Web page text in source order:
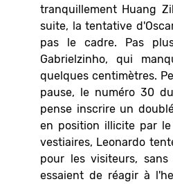
tranquillement Huang
suite, la tentative
pas le cadre. Pas
Gabrielzinho, qui
quelques centimètres.
pause, le numéro 30 du
pense inscrire un
en position illicite par le
vestiaires, Leonardo
pour les visiteurs, sans
essaient de réagir à